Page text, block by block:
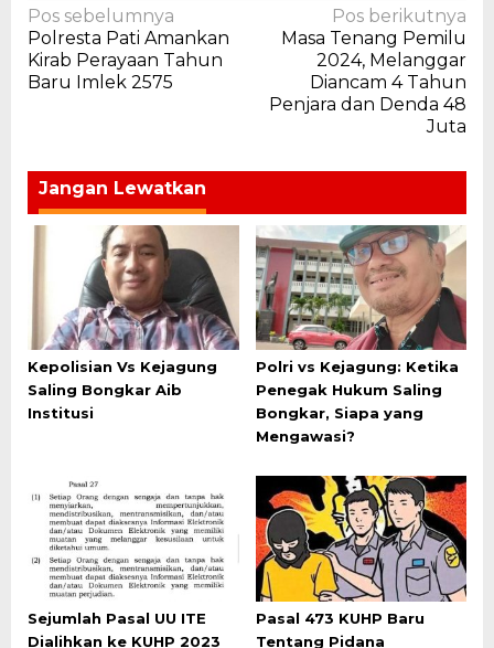
Navigasi
pos
Pos sebelumnya
Polresta Pati Amankan
Kirab Perayaan Tahun
Baru Imlek 2575
Pos berikutnya
Masa Tenang Pemilu
2024, Melanggar
Diancam 4 Tahun
Penjara dan Denda 48
Juta
Jangan Lewatkan
Kepolisian Vs Kejagung
Saling Bongkar Aib
Institusi
Polri vs Kejagung: Ketika
Penegak Hukum Saling
Bongkar, Siapa yang
Mengawasi?
Sejumlah Pasal UU ITE
Dialihkan ke KUHP 2023
Pasal 473 KUHP Baru
Tentang Pidana